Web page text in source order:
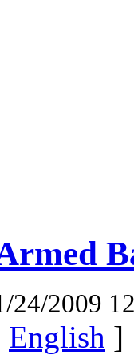
24/2009
English ]